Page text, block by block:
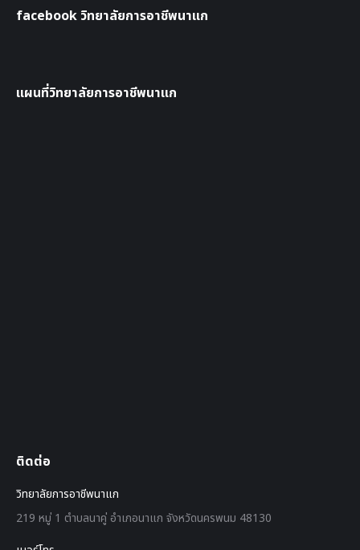
facebook วิทยาลัยการอาชีพนาแก
แผนที่วิทยาลัยการอาชีพนาแก
ติดต่อ
วิทยาลัยการอาชีพนาแก
219 หมู่ 1 ตำบลนาคู่ อำเภอนาแก จังหวัดนครพนม 48130